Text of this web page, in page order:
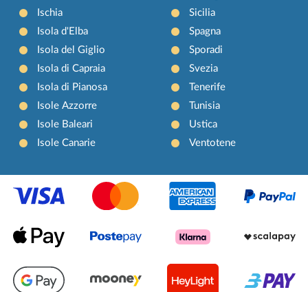
Ischia
Isola d'Elba
Isola del Giglio
Isola di Capraia
Isola di Pianosa
Isole Azzorre
Isole Baleari
Isole Canarie
Sicilia
Spagna
Sporadi
Svezia
Tenerife
Tunisia
Ustica
Ventotene